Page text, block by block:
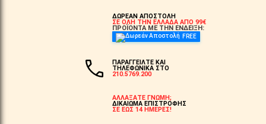
ΔΩΡΕΑΝ ΑΠΟΣΤΟΛΗ
ΣΕ ΟΛΗ ΤΗΝ ΕΛΛΑΔΑ ΑΠΟ 99€
ΠΡΟΪΟΝΤΑ ΜΕ ΤΗΝ ΕΝΔΕΙΞΗ:
FREE
ΠΑΡΑΓΓΕΙΛΤΕ ΚΑΙ
ΤΗΛΕΦΩΝΙΚΑ ΣΤΟ
210.5769.200
ΑΛΛΑΞΑΤΕ ΓΝΩΜΗ;
ΔΙΚΑΙΩΜΑ ΕΠΙΣΤΡΟΦΗΣ
ΣΕ ΕΩΣ 14 ΗΜΕΡΕΣ!